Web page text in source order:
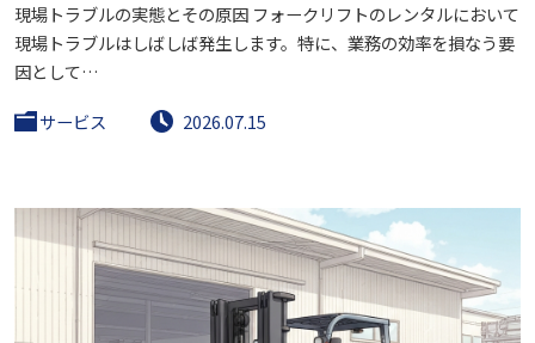
現場トラブルの実態とその原因 フォークリフトのレンタルにおいて
現場トラブルはしばしば発生します。特に、業務の効率を損なう要
因として…
サービス
2026.07.15